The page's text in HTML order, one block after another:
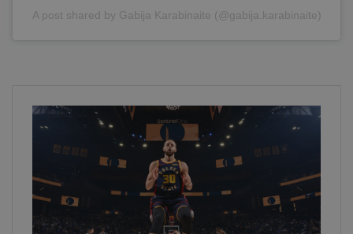
A post shared by Gabija Karabinaite (@gabija.karabinaite)